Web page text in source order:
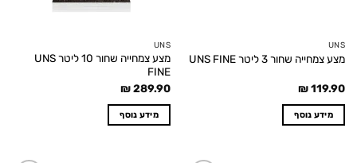
UNS
מצע צמחייה שחור 3 ליטר UNS FINE
₪119.90
מידע נוסף
UNS
מצע צמחייה שחור 10 ליטר UNS
FINE
₪289.90
מידע נוסף